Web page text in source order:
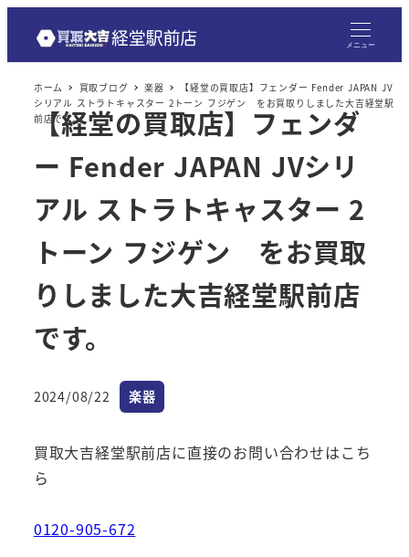
メニュー
ホーム 買取ブログ 楽器
【経堂の買取店】フェンダー Fender JAPAN JV
シリアル ストラトキャスター 2トーン フジゲン をお買取りしました大吉経堂駅
前店です。
【経堂の買取店】フェンダ
ー Fender JAPAN JVシリ
アル ストラトキャスター 2
トーン フジゲン をお買取
りしました大吉経堂駅前店
です。
投稿日
2024/08/22 カテゴリー
楽器
買取大吉経堂駅前店に直接のお問い合わせはこち
ら
0120-905-672